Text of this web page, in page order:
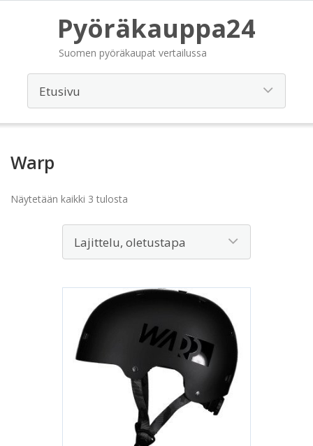
Pyöräkauppa24
Suomen pyöräkaupat vertailussa
Warp
Näytetään kaikki 3 tulosta